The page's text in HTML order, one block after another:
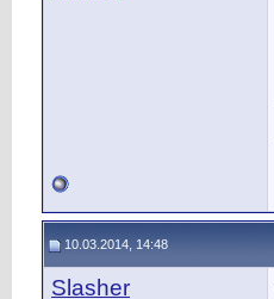
10.03.2014, 14:48
Slasher